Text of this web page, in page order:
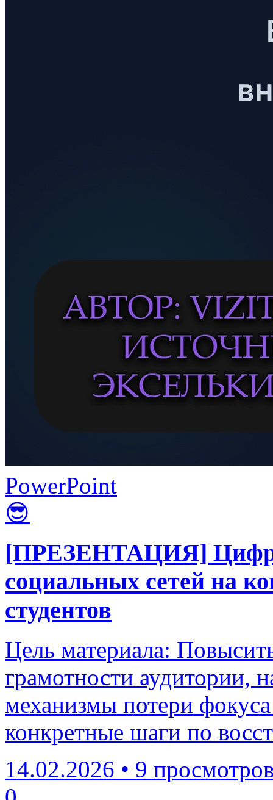
PowerPoint
😎
[ПРЕЗЕНТАЦИЯ]
социальных сетей на
студентов
Цель материала:
грамотности аудитории,
механизмы потери
конкретные шаги по
14.02.2026 • 9